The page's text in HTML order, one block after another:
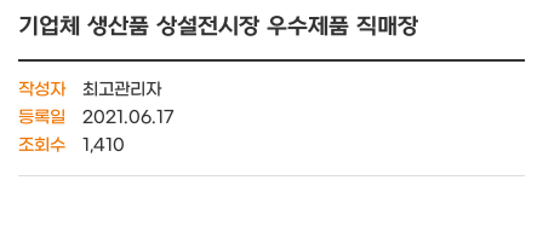
기업체 생산품 상설전시장 우수제품 직매장
작성자
최고관리자
등록일
2021.06.17
조회수
1,410